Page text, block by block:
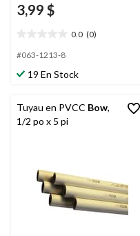
3,99 $
0.0 (0)
étoile(s)
5.
#063-1213-8
19 En Stock
Tuyau en PVCC Bow,
1/2 po x 5 pi